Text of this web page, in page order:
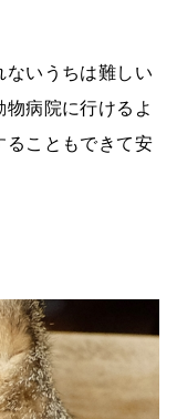
ないうちは難しい
病院に行けるよ
ることもできて安